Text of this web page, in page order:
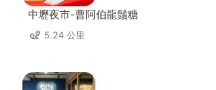
中壢夜市-曹阿伯龍鬚糖
5.24 公里